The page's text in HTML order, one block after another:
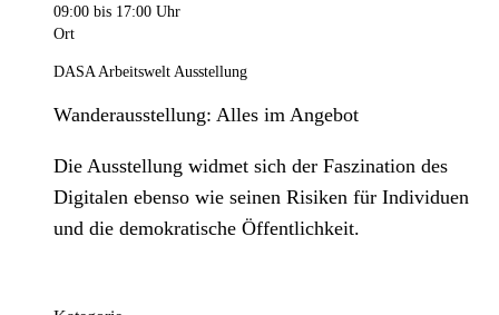
09:00 bis 17:00 Uhr
Ort
DASA Arbeitswelt Ausstellung
Wanderausstellung: Alles im Angebot
Die Ausstellung widmet sich der Faszination des
Digitalen ebenso wie seinen Risiken für Individuen
und die demokratische Öffentlichkeit.